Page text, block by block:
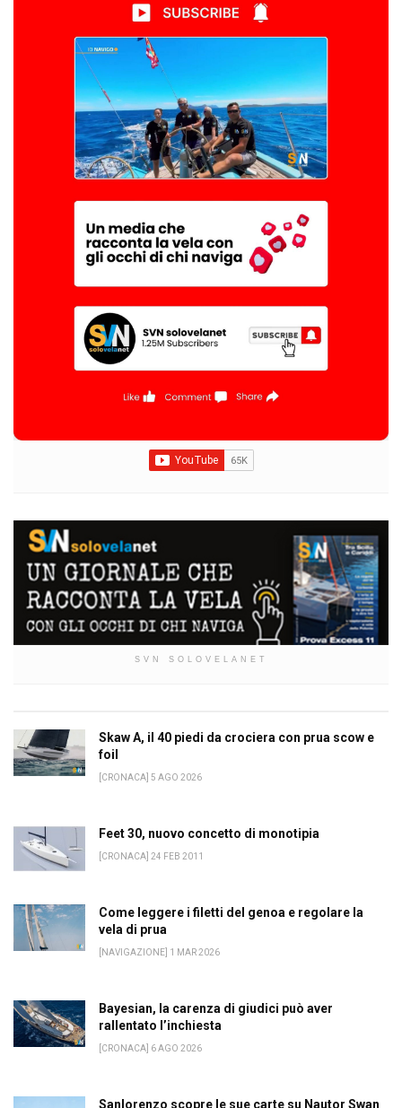
SVN SOLOVELANET
Skaw A, il 40 piedi da crociera con prua scow e
foil
[CRONACA] 5 AGO 2026
Feet 30, nuovo concetto di monotipia
[CRONACA] 24 FEB 2011
Come leggere i filetti del genoa e regolare la
vela di prua
[NAVIGAZIONE] 1 MAR 2026
Bayesian, la carenza di giudici può aver
rallentato l’inchiesta
[CRONACA] 6 AGO 2026
Sanlorenzo scopre le sue carte su Nautor Swan